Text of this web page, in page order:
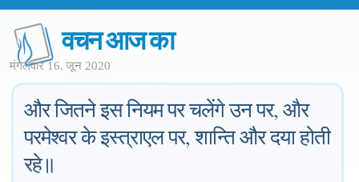
वचन आज का
मंगलवार 16. जून 2020
और जितने इस नियम पर चलेंगे उन पर, और
परमेश्वर के इस्त्राएल पर, शान्ति और दया होती
रहे॥